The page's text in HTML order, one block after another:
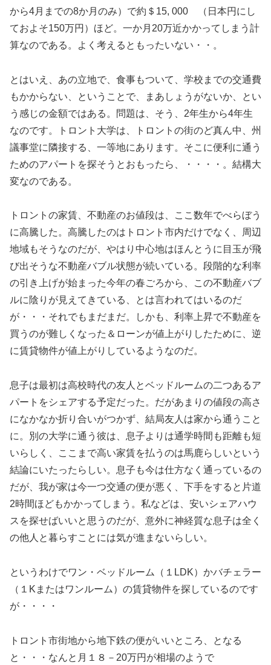
から4月までの8か月のみ）で約＄15, 000 （日本円にし
ておよそ150万円）ほど。一か月20万近かかってしまう計
算なのである。よく考えるともったいない・・。
とはいえ、あの立地で、食事もついて、学校までの交通費
もかからない、ということで、まあしょうがないか、とい
う感じの金額ではある。問題は、そう、2年生から4年生
なのです。トロント大学は、トロントの街のど真ん中、州
議事堂に隣接する、一等地にあります。そこに便利に通う
ためのアパートを探そうとおもったら、・・・・。結構大
変なのである。
トロントの家賃、不動産のお値段は、ここ数年でべらぼう
に高騰した。高騰したのはトロント市内だけでなく、周辺
地域もそうなのだが、やはり中心地はほんとうに目玉が飛
び出そうな不動産バブル状態が続いている。段階的な利率
の引き上げが始まった今年の春ごろから、この不動産バブ
ルに陰りが見えてきている、とは言われてはいるのだ
が・・・それでもまだまだ。しかも、利率上昇で不動産を
買うのが難しくなった＆ローンが値上がりしたために、逆
に賃貸物件が値上がりしているようなのだ。
息子は最初は高校時代の友人とベッドルームの二つあるア
パートをシェアする予定だった。だがあまりの値段の高さ
になかなか折り合いがつかず、結局友人は家から通うこと
に。別の大学に通う彼は、息子よりは通学時間も距離も短
いらしく、ここまで高い家賃を払うのは馬鹿らしいという
結論にいたったらしい。息子も今は仕方なく通っているの
だが、我が家は今一つ交通の便が悪く、下手をすると片道
2時間ほどもかかってしまう。私などは、安いシェアハウ
スを探せばいいと思うのだが、意外に神経質な息子は全く
の他人と暮らすことには気が進まないらしい。
というわけでワン・ベッドルーム（１LDK）かバチェラー
（１Kまたはワンルーム）の賃貸物件を探しているのです
が・・・・
トロント市街地から地下鉄の便がいいところ、となる
と・・・なんと月１８－20万円が相場のようで